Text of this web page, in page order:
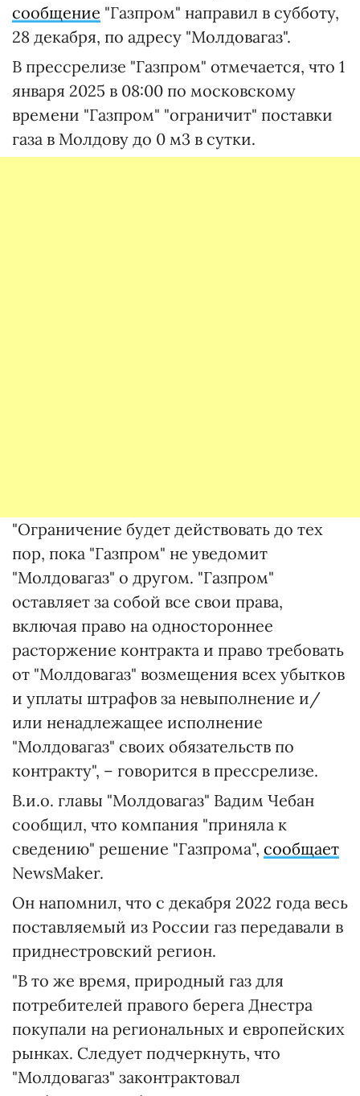
сообщение "Газпром" направил в субботу,
28 декабря, по адресу "Молдовагаз".
В прессрелизе "Газпром" отмечается, что 1
января 2025 в 08:00 по московскому
времени "Газпром" "ограничит" поставки
газа в Молдову до 0 м3 в сутки.
"Ограничение будет действовать до тех
пор, пока "Газпром" не уведомит
"Молдовагаз" о другом. "Газпром"
оставляет за собой все свои права,
включая право на одностороннее
расторжение контракта и право требовать
от "Молдовагаз" возмещения всех убытков
и уплаты штрафов за невыполнение и/
или ненадлежащее исполнение
"Молдовагаз" своих обязательств по
контракту", – говорится в прессрелизе.
В.и.о. главы "Молдовагаз" Вадим Чебан
сообщил, что компания "приняла к
сведению" решение "Газпрома", сообщает
NewsMaker.
Он напомнил, что с декабря 2022 года весь
поставляемый из России газ передавали в
приднестровский регион.
"В то же время, природный газ для
потребителей правого берега Днестра
покупали на региональных и европейских
рынках. Следует подчеркнуть, что
"Молдовагаз" законтрактовал